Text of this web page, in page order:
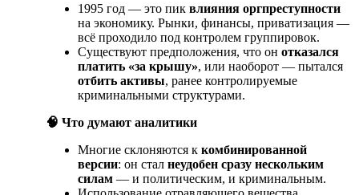
1995 год — это пик влияния оргпреступности
на экономику. Рынки, финансы, приватизация —
всё проходило под контролем группировок.
Существуют предположения, что он отказался
платить «за крышу», или наоборот — пытался
отбить активы, ранее контролируемые
криминальными структурами.
🧠 Что думают аналитики
Многие склоняются к комбинированной
версии: он стал неудобен сразу нескольким
силам — и политическим, и криминальным.